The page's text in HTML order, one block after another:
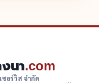
นา.com
ซอร์วิส จำกัด